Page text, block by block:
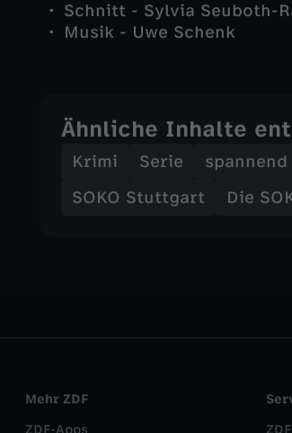
Schnitt - Sylvia Seuboth-
Musik - Uwe Schenk
Ähnliche Inhalte
Krimi Serie spannend
SOKO Stuttgart
Die
Mehr ZDF
ZDF-Apps